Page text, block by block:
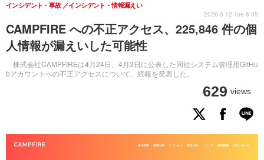
CAMPFIRE への不正アクセス、225,846 件の個
人情報が漏えいした可能性
株式会社CAMPFIREは4月24日、4月3日に公表した同社システム管理用GitHu
bアカウントへの不正アクセスについて、続報を発表した。
インシデント・事故 インシデント・情報漏えい
629 views
2026.5.12 Tue 8:05